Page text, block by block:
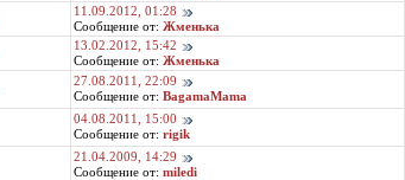
11.09.2012, 01:28
Сообщение от: Жменька
13.02.2012, 15:42
Сообщение от: Жменька
27.08.2011, 22:09
Сообщение от: BagamaMama
04.08.2011, 15:00
Сообщение от: rigik
21.04.2009, 14:29
Сообщение от: miledi